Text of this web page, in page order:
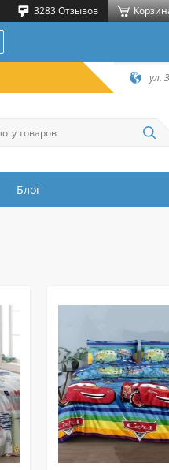
3283 Отзывов
ул.
Блог